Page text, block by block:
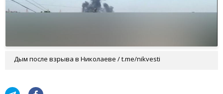
Дым после взрыва в Николаеве / t.me/nikvesti